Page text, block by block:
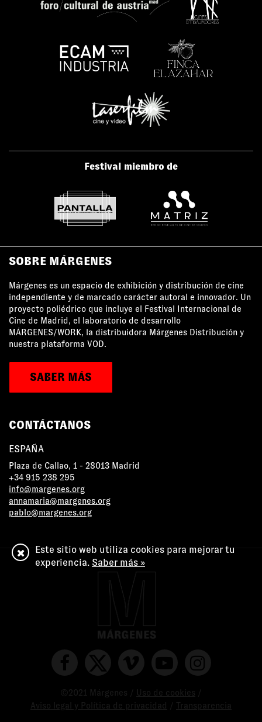
Festival miembro de
SOBRE MÁRGENES
Márgenes es un espacio de exhibición y distribución de cine
independiente y de marcado carácter autoral e innovador. Un
proyecto poliédrico que incluye el Festival Internacional de
Cine de Madrid, el laboratorio de desarrollo
MÁRGENES/WORK, la distribuidora Márgenes Distribución y
nuestra plataforma VOD.
SABER MÁS
CONTÁCTANOS
ESPAÑA
Plaza de Callao, 1 - 28013 Madrid
+34 915 238 295
info@margenes.org
annamaria@margenes.org
pablo@margenes.org
©2021 Márgenes / Uso de cookies
Aviso legal y Política de privacidad
Transparencia
Este sitio web utiliza cookies para mejorar tu
experiencia. Saber más »